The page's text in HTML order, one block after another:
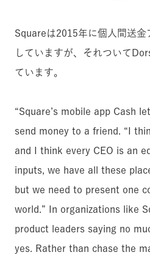
Squareは2015年に個人間送金
していますが、それついて
ています。
“Square’s mobile app Cash
send money to a friend. “I
and I think every CEO is an
inputs, we have all these
but we need to present one
world.” In organizations like
product leaders saying no
yes. Rather than chase the